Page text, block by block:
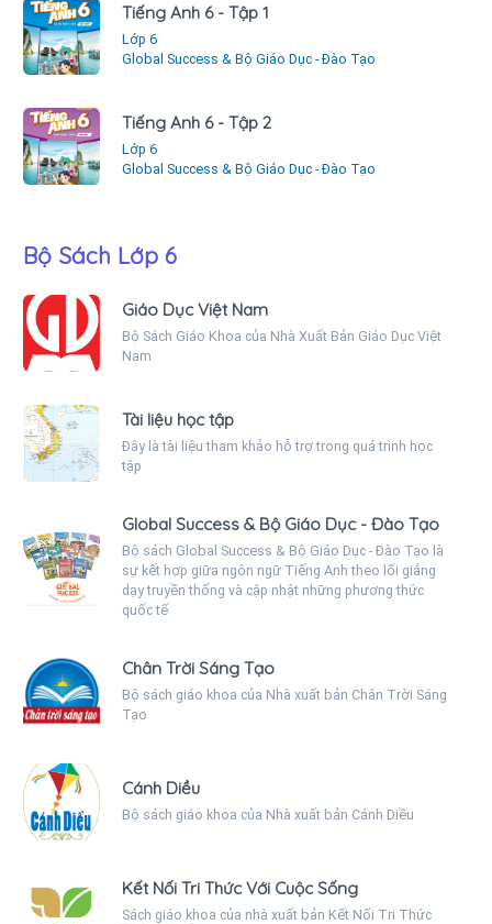
Tiếng Anh 6 - Tập 1
Lớp 6
Global Success & Bộ Giáo Dục - Đào Tạo
Tiếng Anh 6 - Tập 2
Lớp 6
Global Success & Bộ Giáo Dục - Đào Tạo
Bộ Sách Lớp 6
Giáo Dục Việt Nam
Bộ Sách Giáo Khoa của Nhà Xuất Bản Giáo Dục Việt
Nam
Tài liệu học tập
Đây là tài liệu tham khảo hỗ trợ trong quá trình học
tập
Global Success & Bộ Giáo Dục - Đào Tạo
Bộ sách Global Success & Bộ Giáo Dục - Đào Tạo là
sự kết hợp giữa ngôn ngữ Tiếng Anh theo lối giảng
dạy truyền thống và cập nhật những phương thức
quốc tế
Chân Trời Sáng Tạo
Bộ sách giáo khoa của Nhà xuất bản Chân Trời Sáng
Tạo
Cánh Diều
Bộ sách giáo khoa của Nhà xuất bản Cánh Diều
Kết Nối Tri Thức Với Cuộc Sống
Sách giáo khoa của nhà xuất bản Kết Nối Tri Thức